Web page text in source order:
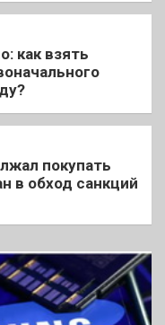
как взять
покупать
в обход санкций